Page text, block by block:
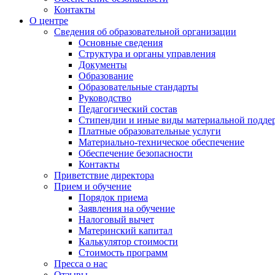
Контакты
О центре
Сведения об образовательной организации
Основные сведения
Структура и органы управления
Документы
Образование
Образовательные стандарты
Руководство
Педагогический состав
Стипендии и иные виды материальной
Платные образовательные услуги
Материально-техническое обеспечение
Обеспечение безопасности
Контакты
Приветствие директора
Прием и обучение
Порядок приема
Заявления на обучение
Налоговый вычет
Материнский капитал
Калькулятор стоимости
Стоимость программ
Пресса о нас